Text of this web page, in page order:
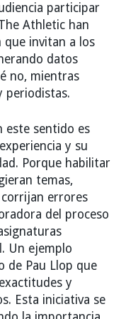
participar
Athletic han
que invitan a los
datos
no, mientras
periodistas.
este sentido es
y su
Porque habilitar
temas,
errores
del proceso
Un ejemplo
de Pau Llop que
y
Esta iniciativa se